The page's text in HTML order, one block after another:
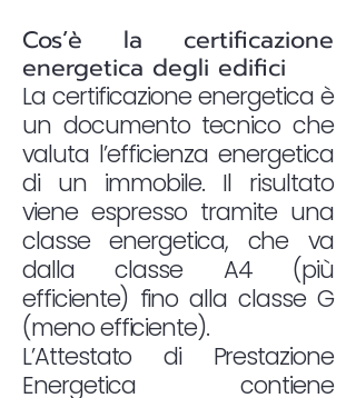
Cos’è la certificazione
energetica degli edifici
La certificazione energetica è
un documento tecnico che
valuta l’efficienza energetica
di un immobile. Il risultato
viene espresso tramite una
classe energetica, che va
dalla classe A4 (più
efficiente) fino alla classe G
(meno efficiente).
L’Attestato di Prestazione
Energetica contiene